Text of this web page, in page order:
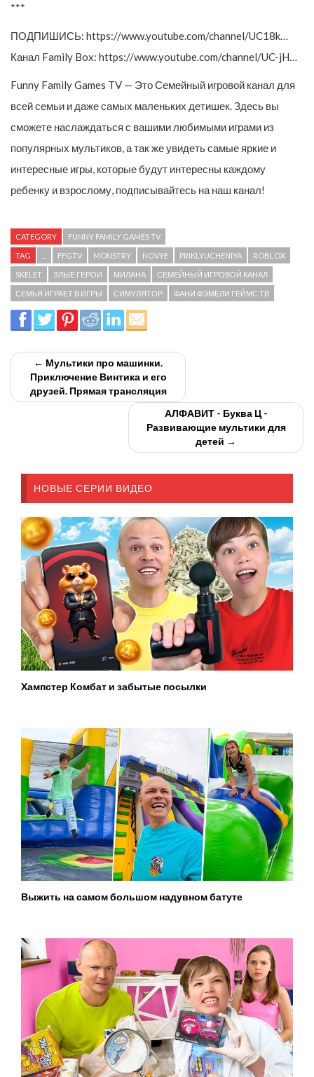
***
ПОДПИШИСЬ: https://www.youtube.com/channel/UC18k…
Канал Family Box: https://www.youtube.com/channel/UC-jH…
Funny Family Games TV — Это Семейный игровой канал для
всей семьи и даже самых маленьких детишек. Здесь вы
сможете наслаждаться с вашими любимыми играми из
популярных мультиков, а так же увидеть самые яркие и
интересные игры, которые будут интересны каждому
ребенку и взрослому, подписывайтесь на наш канал!
CATEGORY FUNNY FAMILY GAMES TV
TAG FFGTV MONSTRY NOVYE PRIKLYUCHENIYA ROBLOX
SKELET ЗЛЫЕ ГЕРОИ МИЛАНА СЕМЕЙНЫЙ ИГРОВОЙ КАНАЛ
СЕМЬЯ ИГРАЕТ В ИГРЫ СИМУЛЯТОР ФАНИ ФЭМЕЛИ ГЕЙМС ТВ
← Мультики про машинки.
Приключение Винтика и его
друзей. Прямая трансляция
АЛФАВИТ - Буква Ц -
Развивающие мультики для
детей →
НОВЫЕ СЕРИИ ВИДЕО
Хампстер Комбат и забытые посылки
Выжить на самом большом надувном батуте